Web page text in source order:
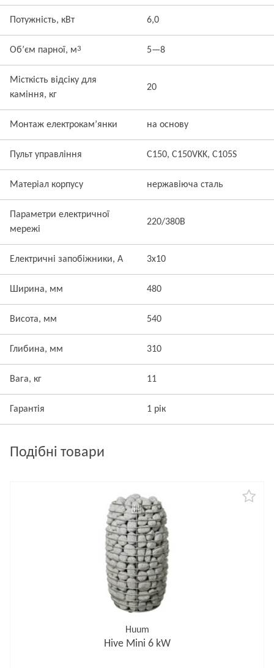
Потужність, кВт 6,0
Об’єм парної, м3 5—8
Місткість відсіку для
каміння, кг
20
Монтаж електрокам’янки на основу
Пульт управління C150, C150VKK, C105S
Матеріал корпусу нержавіюча сталь
Параметри електричної
мережі
220/380В
Електричні запобіжники, А 3x10
Ширина, мм 480
Висота, мм 540
Глибина, мм 310
Вага, кг 11
Гарантія 1 рік
Подібні товари
Huum
Hive Mini 6 kW